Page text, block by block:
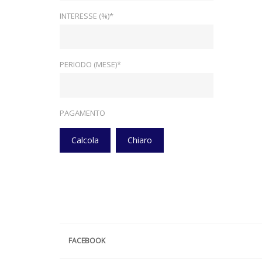
INTERESSE (%)*
PERIODO (MESE)*
PAGAMENTO
Calcola Chiaro
FACEBOOK